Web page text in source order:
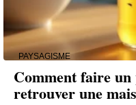
PAYSAGISME
Comment faire un
retrouver une